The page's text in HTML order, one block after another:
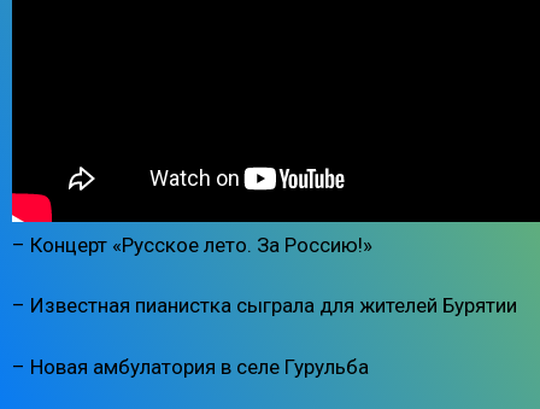
– Концерт «Русское лето. За Россию!»
– Известная пианистка сыграла для жителей Бурятии
– Новая амбулатория в селе Гурульба